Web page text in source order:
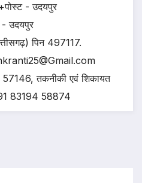
- उदयपुर
- उदयपुर
पिन 497117.
तकनीकी एवं शिकायत
83194 58874